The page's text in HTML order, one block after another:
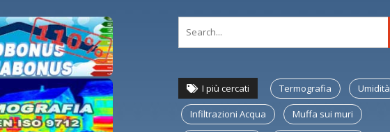
I più cercati Termografia Umidità
Infiltrazioni Acqua Muffa sui muri